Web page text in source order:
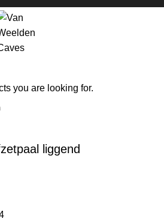
liggend
you are looking for.